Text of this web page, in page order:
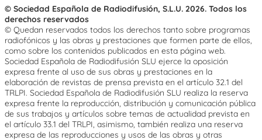
© Sociedad Española de Radiodifusión, S.L.U. 2026. Todos los
derechos reservados
© Quedan reservados todos los derechos tanto sobre programas
radiofónicos y las obras y prestaciones que formen parte de ellos,
como sobre los contenidos publicados en esta página web.
Sociedad Española de Radiodifusión SLU ejerce la oposición
expresa frente al uso de sus obras y prestaciones en la
elaboración de revistas de prensa prevista en el artículo 32.1 del
TRLPI. Sociedad Española de Radiodifusión SLU realiza la reserva
expresa frente la reproducción, distribución y comunicación pública
de sus trabajos y artículos sobre temas de actualidad prevista en
el artículo 33.1 del TRLPI, asimismo, también realiza una reserva
expresa de las reproducciones y usos de las obras y otras